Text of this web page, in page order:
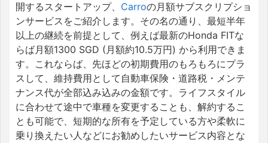
開するスタートアップ、 Carroの月額サブスクリプショ
ンサービスをご紹介します。その名の通り、最短半年
以上の継続を前提として、例えば最新のHonda FITな
らば月額1300 SGD (月額約10.5万円) から利用できま
す。これならば、先ほどの初期費用のもろもろにプラ
スして、維持費用として自動車保険・道路税・メンテ
ナンス代が全部込み込みの金額です。ライフスタイル
に合わせて途中で車種を変更することも、解約するこ
とも可能で、短期的な所有を予定している方や柔軟に
乗り換えたい人などにお勧めしたいサービス内容とな